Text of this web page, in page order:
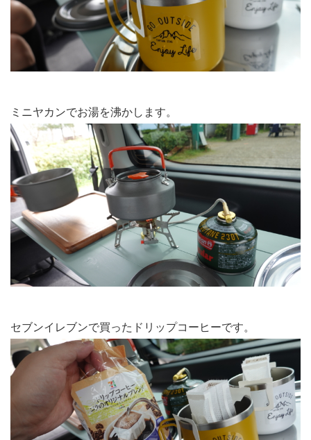
ミニヤカンでお湯を沸かします。
セブンイレブンで買ったドリップコーヒーです。